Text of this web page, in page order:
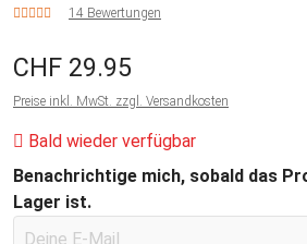
14 Bewertungen
CHF 29.95
Preise inkl. MwSt. zzgl. Versandkosten
Bald wieder verfügbar
Benachrichtige mich, sobald das
Lager ist.